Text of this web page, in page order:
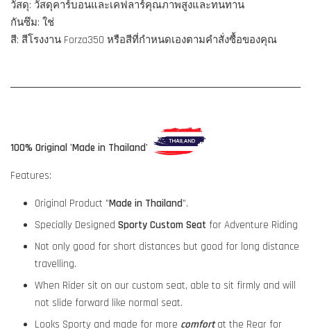
วัสดุ: วัสดุคาร์บอนและเคฟลาร์คุณภาพสูงและทนทาน
กันซึม: ใช่
สี: สีโรงงาน Forza350 หรือสีที่กำหนดเองตามคำสั่งซื้อของคุณ
100% Original 'Made in Thailand'
Features:
Original Product "Made in Thailand".
Specially Designed Sporty Custom Seat for Adventure Riding
Not only good for short distances but good for long distance
travelling.
When Rider sit on our custom seat, able to sit firmly and will
not slide forward like normal seat.
Looks Sporty and made for more comfort at the Rear for